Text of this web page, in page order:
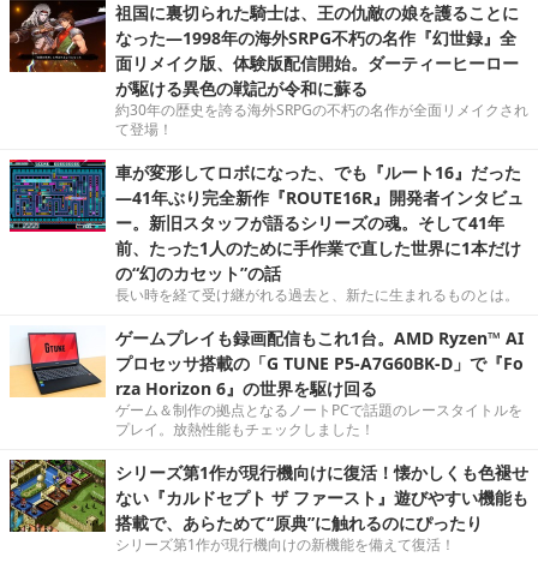
祖国に裏切られた騎士は、王の仇敵の娘を護ることに
なった―1998年の海外SRPG不朽の名作『幻世録』全
面リメイク版、体験版配信開始。ダーティーヒーロー
が駆ける異色の戦記が令和に蘇る
約30年の歴史を誇る海外SRPGの不朽の名作が全面リメイクされ
て登場！
車が変形してロボになった、でも『ルート16』だった
―41年ぶり完全新作『ROUTE16R』開発者インタビュ
ー。新旧スタッフが語るシリーズの魂。そして41年
前、たった1人のために手作業で直した世界に1本だけ
の“幻のカセット”の話
長い時を経て受け継がれる過去と、新たに生まれるものとは。
ゲームプレイも録画配信もこれ1台。AMD Ryzen™ AI
プロセッサ搭載の「G TUNE P5-A7G60BK-D」で『Fo
rza Horizon 6』の世界を駆け回る
ゲーム＆制作の拠点となるノートPCで話題のレースタイトルを
プレイ。放熱性能もチェックしました！
シリーズ第1作が現行機向けに復活！懐かしくも色褪せ
ない『カルドセプト ザ ファースト』遊びやすい機能も
搭載で、あらためて“原典”に触れるのにぴったり
シリーズ第1作が現行機向けの新機能を備えて復活！